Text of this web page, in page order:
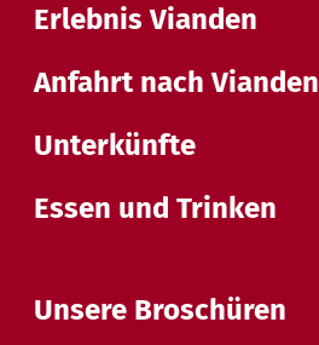
Erlebnis Vianden
Anfahrt nach Vianden
Unterkünfte
Essen und Trinken
Unsere Broschüren